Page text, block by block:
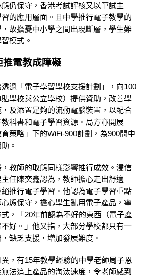
仍保守，香港考試評核又以筆試主
的應用層面。且中學推行電子教學的
故擔憂中小學之間出現斷層，學生難
模式。
推電教成障礙
過「電子學習學校支援計劃」，向100
學校與公立學校）提供資助，改善學
及添置足夠的流動電腦裝置，以配合
科書和電子學習資源。局方亦開展
育策略」下的WiFi-900計劃，為900間中
。
教師的取態同樣影響推行成效。浸信
任陳奕鑫認為，教師擔心走出舒適
推行電子學習。他認為電子學習重點
態保守，擔心學生亂用電子產品，寧
，「20年前認為不好的東西（電子產
好。」他又指，大部分學校都只有一
缺乏支援，增加發展難度。
，有15年教學經驗的中學老師周子恩
法追上產品的淘汰速度，令老師感到